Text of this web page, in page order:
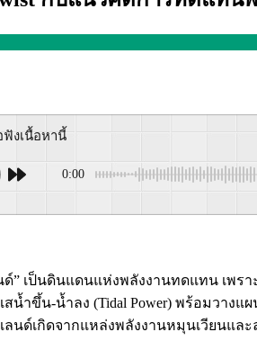
ฟังเนื้อหานี้
0:00
” เป็นดินแดนแห่งพลังงานทดแทน เพร
สน้ำขึ้น-น้ำลง (Tidal Power) พร้อมวา
นด์เกิดจากแหล่งพลังงานหมุนเวียนแล